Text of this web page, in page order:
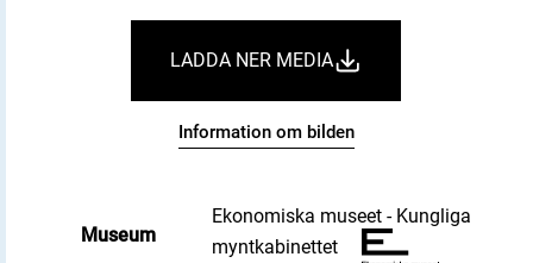
Museum
Ekonomiska museet - Kungliga
myntkabinettet
LADDA NER MEDIA
Information om bilden